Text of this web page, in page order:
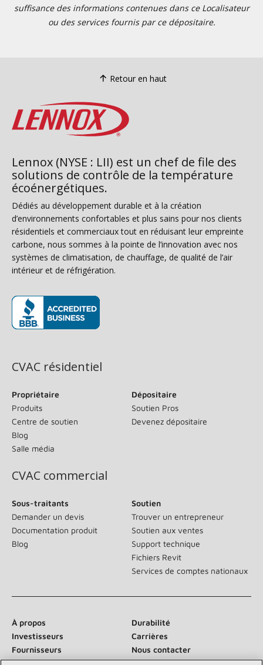
suffisance des informations contenues dans ce Localisateur
ou des services fournis par ce dépositaire.
Retour en haut
Lennox (NYSE : LII) est un chef de file des
solutions de contrôle de la température
écoénergétiques.
Dédiés au développement durable et à la création
d’environnements confortables et plus sains pour nos clients
résidentiels et commerciaux tout en réduisant leur empreinte
carbone, nous sommes à la pointe de l’innovation avec nos
systèmes de climatisation, de chauffage, de qualité de l’air
intérieur et de réfrigération.
CVAC résidentiel
Propriétaire
Produits
Centre de soutien
Blog
Salle média
Dépositaire
Soutien Pros
Devenez dépositaire
CVAC commercial
Sous-traitants
Demander un devis
Documentation produit
Blog
Soutien
Trouver un entrepreneur
Soutien aux ventes
Support technique
Fichiers Revit
Services de comptes nationaux
À propos
Durabilité
Investisseurs
Carrières
Fournisseurs
Nous contacter
Salle de presse